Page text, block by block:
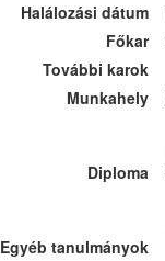
Halálozási dátum
Főkar
További karok
Munkahely
Diploma
Egyéb tanulmányok